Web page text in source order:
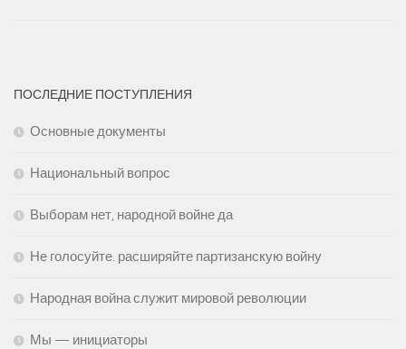
ПОСЛЕДНИЕ ПОСТУПЛЕНИЯ
Основные документы
Национальный вопрос
Выборам нет, народной войне да
Не голосуйте. расширяйте партизанскую войну
Народная война служит мировой революции
Мы — инициаторы